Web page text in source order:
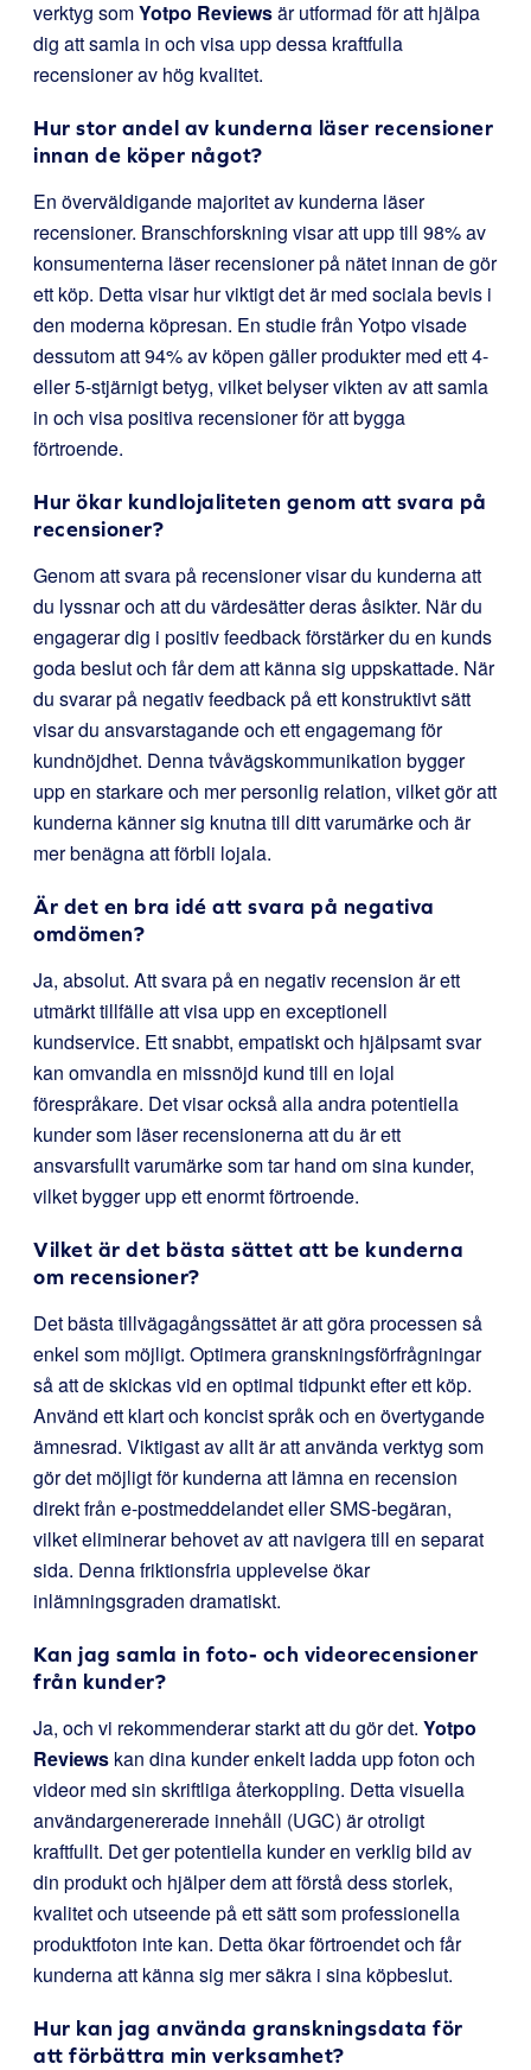
verktyg somYotpo Reviewsär utformad för att hjälpa
dig att samla in och visa upp dessa kraftfulla
recensioner av hög kvalitet.
Hur stor andel av kunderna läser recensioner
innan de köper något?
En överväldigande majoritet av kunderna läser
recensioner. Branschforskning visar att upp till 98% av
konsumenterna läser recensioner på nätet innan de gör
ett köp. Detta visar hur viktigt det är med sociala bevis i
den moderna köpresan. En studie från Yotpo visade
dessutom att 94% av köpen gäller produkter med ett 4-
eller 5-stjärnigt betyg, vilket belyser vikten av att samla
in och visa positiva recensioner för att bygga
förtroende.
Hur ökar kundlojaliteten genom att svara på
recensioner?
Genom att svara på recensioner visar du kunderna att
du lyssnar och att du värdesätter deras åsikter. När du
engagerar dig i positiv feedback förstärker du en kunds
goda beslut och får dem att känna sig uppskattade. När
du svarar på negativ feedback på ett konstruktivt sätt
visar du ansvarstagande och ett engagemang för
kundnöjdhet. Denna tvåvägskommunikation bygger
upp en starkare och mer personlig relation, vilket gör att
kunderna känner sig knutna till ditt varumärke och är
mer benägna att förbli lojala.
Är det en bra idé att svara på negativa
omdömen?
Ja, absolut. Att svara på en negativ recension är ett
utmärkt tillfälle att visa upp en exceptionell
kundservice. Ett snabbt, empatiskt och hjälpsamt svar
kan omvandla en missnöjd kund till en lojal
förespråkare. Det visar också alla andra potentiella
kunder som läser recensionerna att du är ett
ansvarsfullt varumärke som tar hand om sina kunder,
vilket bygger upp ett enormt förtroende.
Vilket är det bästa sättet att be kunderna
om recensioner?
Det bästa tillvägagångssättet är att göra processen så
enkel som möjligt. Optimera granskningsförfrågningar
så att de skickas vid en optimal tidpunkt efter ett köp.
Använd ett klart och koncist språk och en övertygande
ämnesrad. Viktigast av allt är att använda verktyg som
gör det möjligt för kunderna att lämna en recension
direkt från e-postmeddelandet eller SMS-begäran,
vilket eliminerar behovet av att navigera till en separat
sida. Denna friktionsfria upplevelse ökar
inlämningsgraden dramatiskt.
Kan jag samla in foto- och videorecensioner
från kunder?
Ja, och vi rekommenderar starkt att du gör det. Yotpo
Reviews kan dina kunder enkelt ladda upp foton och
videor med sin skriftliga återkoppling. Detta visuella
användargenererade innehåll (UGC) är otroligt
kraftfullt. Det ger potentiella kunder en verklig bild av
din produkt och hjälper dem att förstå dess storlek,
kvalitet och utseende på ett sätt som professionella
produktfoton inte kan. Detta ökar förtroendet och får
kunderna att känna sig mer säkra i sina köpbeslut.
Hur kan jag använda granskningsdata för
att förbättra min verksamhet?